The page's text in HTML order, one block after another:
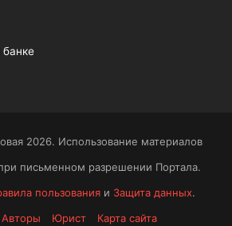
2026. Использование материалов
письменном разрешении Портала.
пользования и Защита данных.
Авторы Юрист Карта сайта